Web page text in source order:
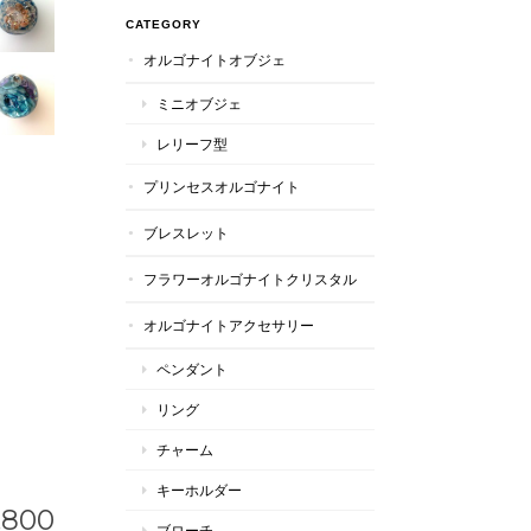
CATEGORY
オルゴナイトオブジェ
ミニオブジェ
レリーフ型
プリンセスオルゴナイト
ブレスレット
フラワーオルゴナイトクリスタル
オルゴナイトアクセサリー
ペンダント
リング
チャーム
キーホルダー